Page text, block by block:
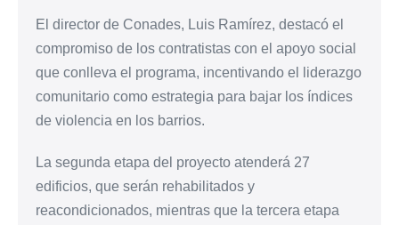
El director de Conades, Luis Ramírez, destacó el
compromiso de los contratistas con el apoyo social
que conlleva el programa, incentivando el liderazgo
comunitario como estrategia para bajar los índices
de violencia en los barrios.
La segunda etapa del proyecto atenderá 27
edificios, que serán rehabilitados y
reacondicionados, mientras que la tercera etapa